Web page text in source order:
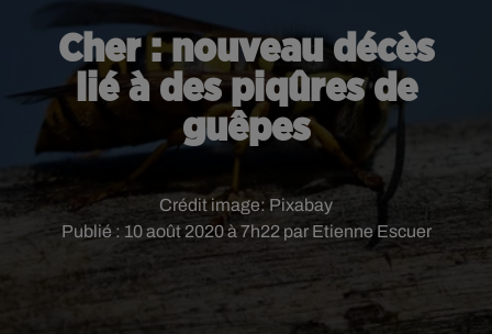
Cher : nouveau décès
lié à des piqûres de
guêpes
Publié : 10 août 2020 à 7h22 par Etienne Escuer
Crédit image: Pixabay